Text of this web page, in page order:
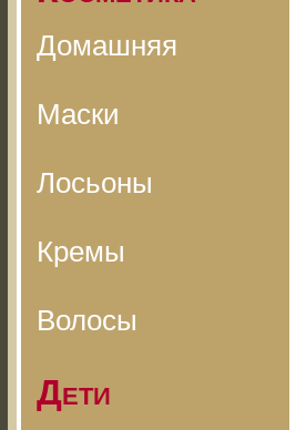
Домашняя
Маски
Лосьоны
Кремы
Волосы
Дети